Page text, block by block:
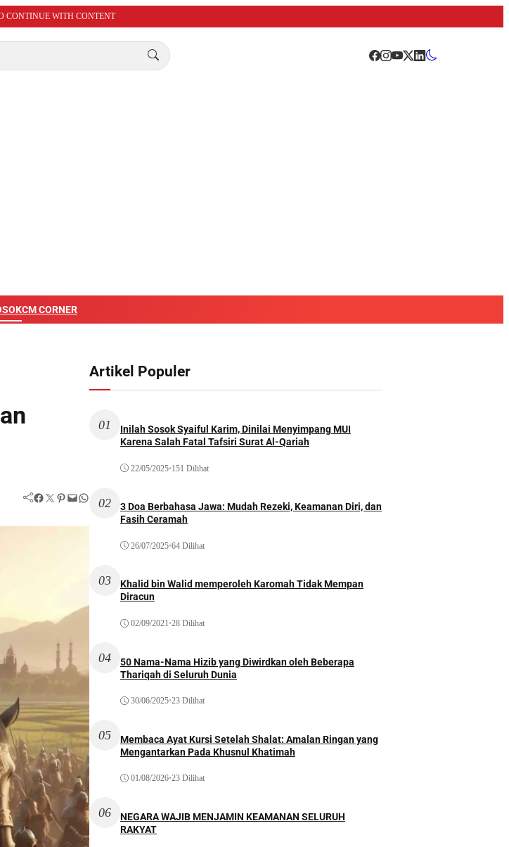
CONTINUE WITH CONTENT
CM CORNER
Facebook Twitter Pinterest Mail WhatsApp
Artikel Populer
01
Inilah Sosok Syaiful Karim, Dinilai Menyimpang MUI
Karena Salah Fatal Tafsiri Surat Al-Qariah
22/05/2025•151 Dilihat
02
3 Doa Berbahasa Jawa: Mudah Rezeki, Keamanan Diri, dan
Fasih Ceramah
26/07/2025•64 Dilihat
03
Khalid bin Walid memperoleh Karomah Tidak Mempan
Diracun
02/09/2021•28 Dilihat
04
50 Nama-Nama Hizib yang Diwirdkan oleh Beberapa
Thariqah di Seluruh Dunia
30/06/2025•23 Dilihat
05
Membaca Ayat Kursi Setelah Shalat: Amalan Ringan yang
Mengantarkan Pada Khusnul Khatimah
01/08/2026•23 Dilihat
06
NEGARA WAJIB MENJAMIN KEAMANAN SELURUH
RAKYAT